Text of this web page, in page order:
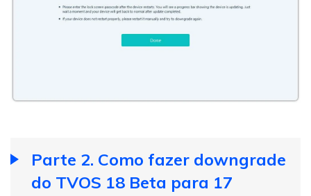
Parte 2. Como fazer downgrade
do TVOS 18 Beta para 17